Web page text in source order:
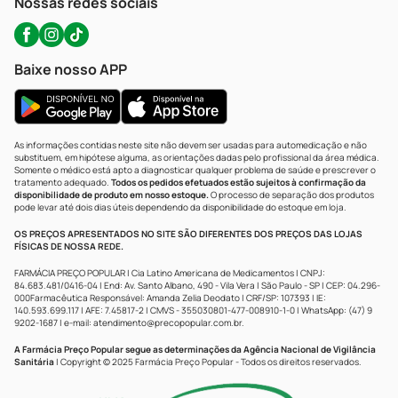
Baixe nosso APP
As informações contidas neste site não devem ser usadas para automedicação e não
substituem, em hipótese alguma, as orientações dadas pelo profissional da área médica.
Somente o médico está apto a diagnosticar qualquer problema de saúde e prescrever o
tratamento adequado. Todos os pedidos efetuados estão sujeitos à confirmação da
disponibilidade de produto em nosso estoque.O processo de separação dos produtos
pode levar até dois dias úteis dependendo da disponibilidade do estoque em loja.
OS PREÇOS APRESENTADOS NO SITE SÃO DIFERENTES DOS PREÇOS DAS LOJAS
FÍSICAS DE NOSSA REDE.
FARMÁCIA PREÇO POPULAR | Cia Latino Americana de Medicamentos | CNPJ:
84.683.481/0416-04 | End: Av. Santo Albano, 490 - Vila Vera | São Paulo - SP | CEP: 04.296-
000Farmacêutica Responsável: Amanda Zelia Deodato | CRF/SP: 107393 | IE:
140.593.699.117 | AFE: 7.45817-2 | CMVS - 355030801-477-008910-1-0 | WhatsApp: (47) 9
9202-1687 | e-mail: atendimento@precopopular.com.br.
A Farmácia Preço Popular segue as determinações da Agência Nacional de Vigilância
Sanitária | Copyright © 2025 Farmácia Preço Popular - Todos os direitos reservados.